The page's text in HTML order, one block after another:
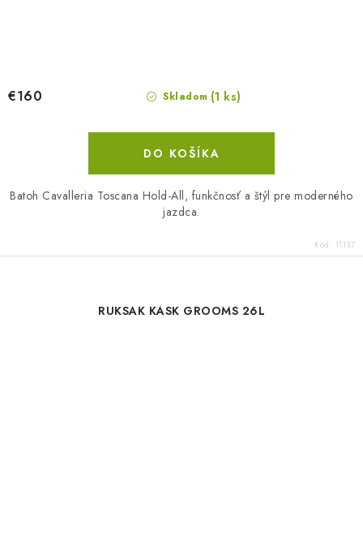
Skladom (1 ks)
€160
DO KOŠÍKA
Batoh Cavalleria Toscana Hold-All, funkčnosť a štýl pre moderného
jazdca.
Kód: 11137
RUKSAK KASK GROOMS 26L